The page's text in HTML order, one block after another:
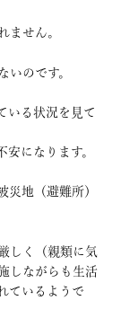
ません。
いのです。
いる状況を見て
になります。
災地（避難所）
しく（親類に気
しながらも生活
ているようで